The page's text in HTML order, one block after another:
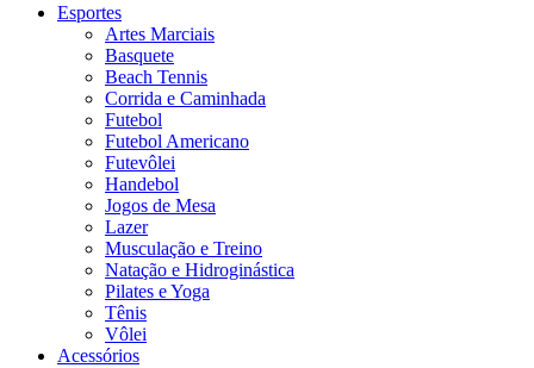
Esportes
Artes Marciais
Basquete
Beach Tennis
Corrida e Caminhada
Futebol
Futebol Americano
Futevôlei
Handebol
Jogos de Mesa
Lazer
Musculação e Treino
Natação e Hidroginástica
Pilates e Yoga
Tênis
Vôlei
Acessórios